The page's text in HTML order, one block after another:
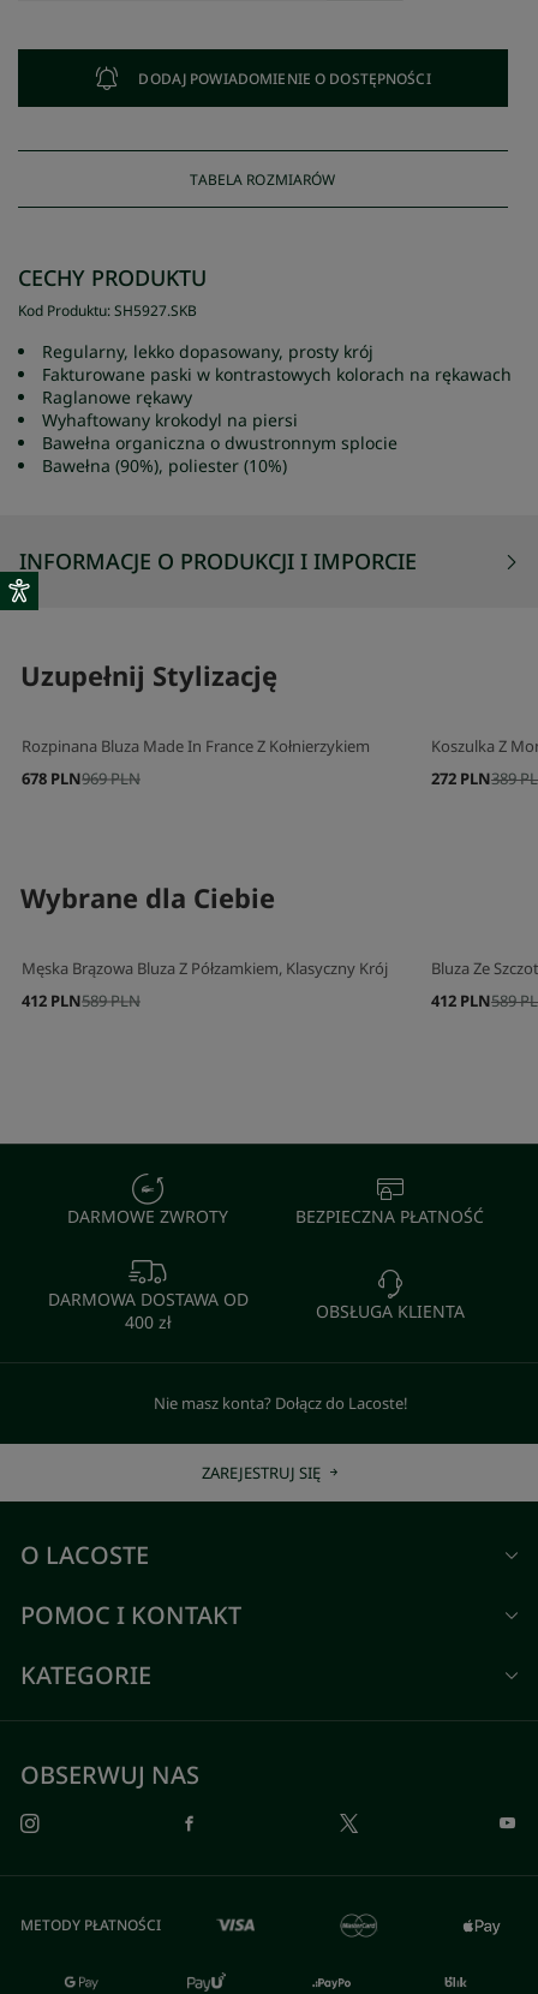
DODAJ POWIADOMIENIE O DOSTĘPNOŚCI
TABELA ROZMIARÓW
CECHY PRODUKTU
Kod Produktu:SH5927.SKB
Regularny, lekko dopasowany, prosty krój
Fakturowane paski w kontrastowych kolorach na rękawach
Raglanowe rękawy
Wyhaftowany krokodyl na piersi
Bawełna organiczna o dwustronnym splocie
Bawełna (90%), poliester (10%)
INFORMACJE O PRODUKCJI I IMPORCIE
Uzupełnij Stylizację
Rozpinana Bluza Made In France Z Kołnierzykiem
969 PLN
678 PLN
Koszulka Z
389
272 PLN
Wybrane dla Ciebie
Męska Brązowa Bluza Z Półzamkiem, Klasyczny Krój
589 PLN
412 PLN
Bluza Ze
589
412 PLN
DARMOWE ZWROTY BEZPIECZNA PŁATNOŚĆ
DARMOWA DOSTAWA OD
400 zł
OBSŁUGA KLIENTA
Nie masz konta? Dołącz do Lacoste!
ZAREJESTRUJ SIĘ
O LACOSTE
POMOC I KONTAKT
KATEGORIE
OBSERWUJ NAS
METODY PŁATNOŚCI